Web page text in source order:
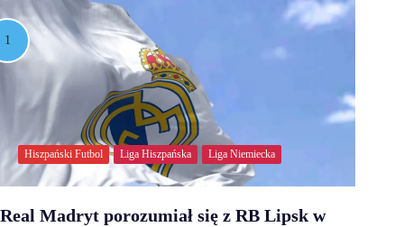
Hiszpański Futbol Liga Hiszpańska Liga Niemiecka
Real Madryt porozumiał się z RB Lipsk w